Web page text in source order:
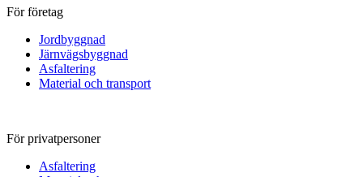
För företag
Jordbyggnad
Järnvägsbyggnad
Asfaltering
Material och transport
För privatpersoner
Asfaltering